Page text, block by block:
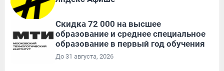
Скидка 72 000 на высшее
образование и среднее специальное
образование в первый год обучения
До 31 августа, 2026